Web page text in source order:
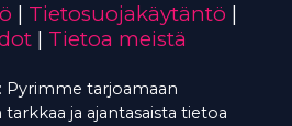
| Tietosuojakäytäntö |
| Tietoa meistä
Pyrimme tarjoamaan
ja ajantasaista tietoa